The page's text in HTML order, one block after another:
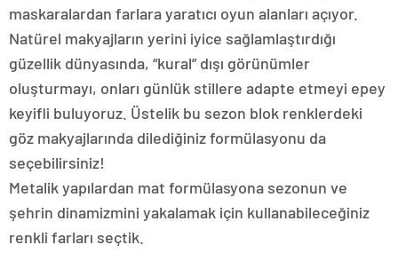
maskaralardan farlara yaratıcı oyun alanları açıyor.
Natürel makyajların yerini iyice sağlamlaştırdığı
güzellik dünyasında, “kural” dışı görünümler
oluşturmayı, onları günlük stillere adapte etmeyi epey
keyifli buluyoruz. Üstelik bu sezon blok renklerdeki
göz makyajlarında dilediğiniz formülasyonu da
seçebilirsiniz!
Metalik yapılardan mat formülasyona sezonun ve
şehrin dinamizmini yakalamak için kullanabileceğiniz
renkli farları seçtik.